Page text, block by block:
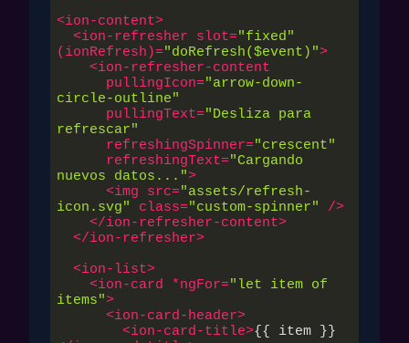
<ion-content>
<ion-refresher slot="fixed"
( ionRefresh )="doRefresh($event)">
<ion-refresher-content
pullingIcon="arrow-down-
circle-outline"
pullingText="Desliza para
refrescar"
refreshingSpinner="crescent"
refreshingText="Cargando
nuevos datos...">
<img src="assets/refresh-
icon.svg"
class="custom-spinner"
/>
</ion-refresher-content>
</ion-refresher>
<ion-list>
<ion-card *ngFor="let item of
items">
<ion-card-header>
<ion-card-title>{{ item }}